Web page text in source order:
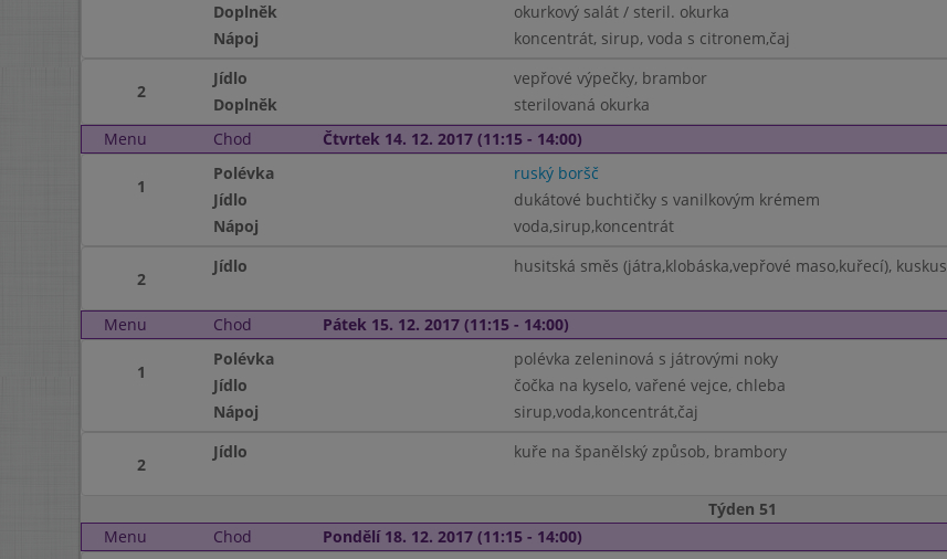
Doplněk
okurkový salát / steril. okurka
Nápoj
koncentrát, sirup, voda s citronem,čaj
2
Jídlo vepřové výpečky, brambor
Doplněk
sterilovaná okurka
Menu
Chod Čtvrtek 14. 12. 2017 (11:15 - 14:00)
1
Polévka ruský boršč
Jídlo
dukátové buchtičky s vanilkovým krémem
Nápoj
voda,sirup,koncentrát
2
Jídlo husitská směs (játra,klobáska,vepřové maso,kuřecí), kuskus
Menu Chod Pátek 15. 12. 2017 (11:15 - 14:00)
1
Polévka polévka zeleninová s játrovými noky
Jídlo
čočka na kyselo, vařené vejce, chleba
Nápoj
sirup,voda,koncentrát,čaj
2
Jídlo kuře na španělský způsob, brambory
Týden 51
Menu
Chod Pondělí 18. 12. 2017 (11:15 - 14:00)